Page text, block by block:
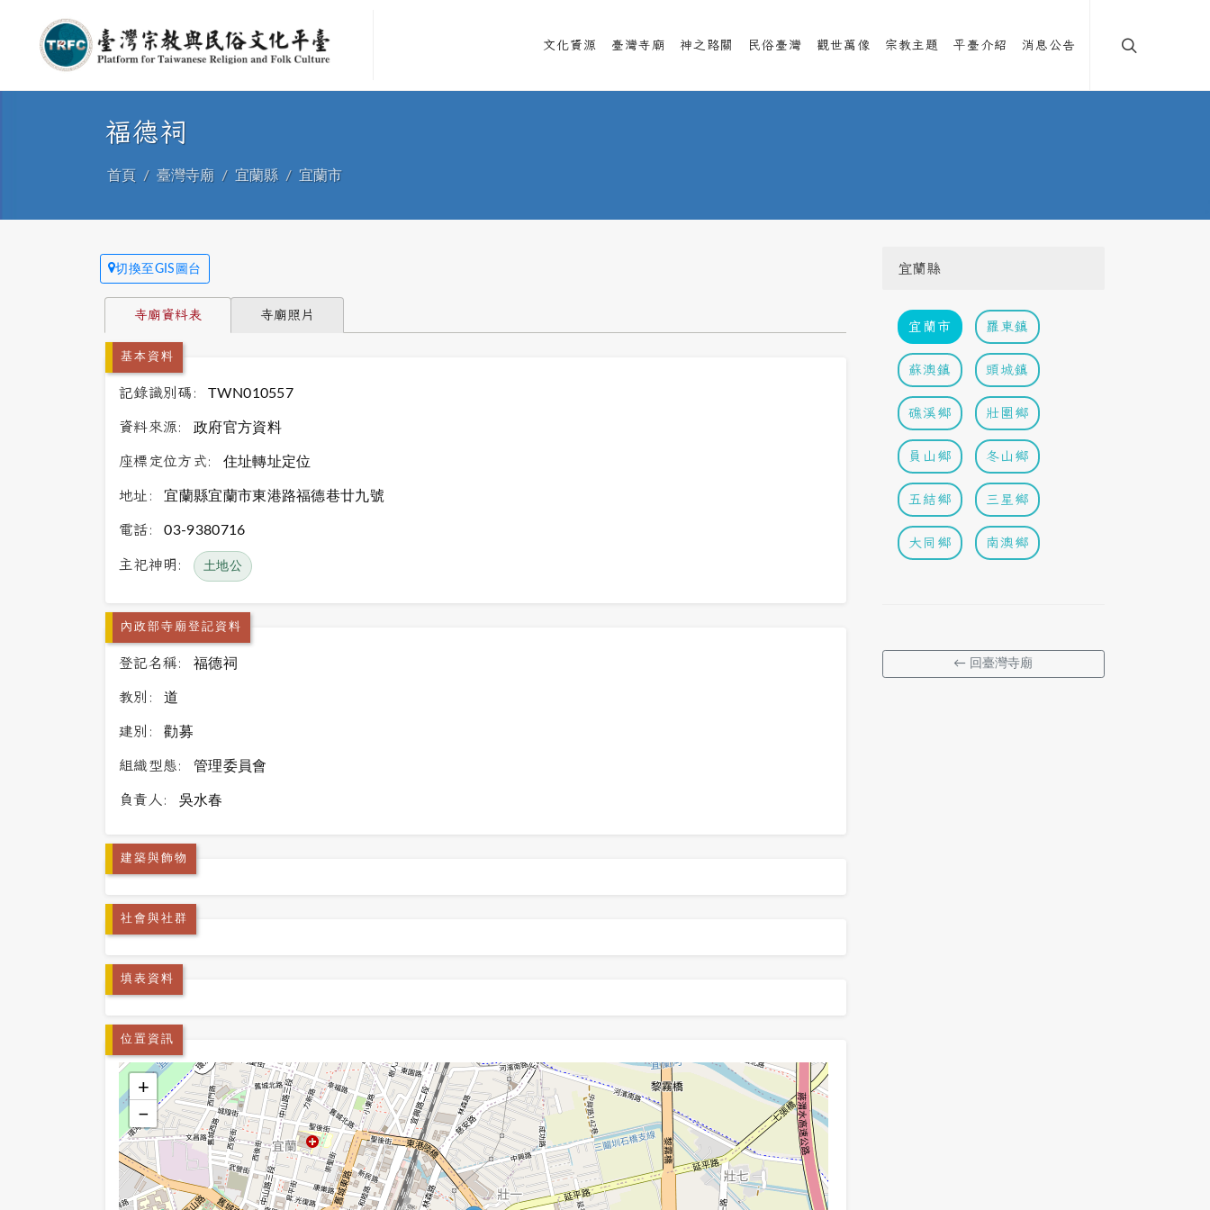
文化資源 臺灣寺廟 神之路關 民俗臺灣 觀世萬像 宗教主題 平臺介紹 消息公告
福德祠
首頁 臺灣寺廟 宜蘭縣 宜蘭市
切換至GIS圖台
寺廟資料表 寺廟照片
基本資料
記錄識別碼: TWN010557
資料來源: 政府官方資料
座標定位方式: 住址轉址定位
地址: 宜蘭縣宜蘭市東港路福德巷廿九號
電話: 03-9380716
主祀神明: 土地公
內政部寺廟登記資料
登記名稱: 福德祠
教別: 道
建別: 勸募
組織型態: 管理委員會
負責人: 吳水春
建築與飾物
社會與社群
填表資料
位置資訊
+
−
宜蘭縣
宜蘭市 羅東鎮
蘇澳鎮 頭城鎮
礁溪鄉 壯圍鄉
員山鄉 冬山鄉
五結鄉 三星鄉
大同鄉 南澳鄉
← 回臺灣寺廟